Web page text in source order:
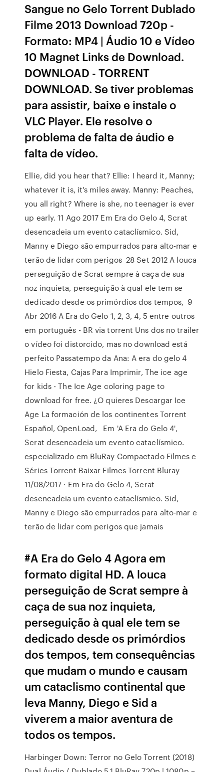
Sangue no Gelo Torrent Dublado
Filme 2013 Download 720p -
Formato: MP4 | Áudio 10 e Vídeo
10 Magnet Links de Download.
DOWNLOAD - TORRENT
DOWNLOAD. Se tiver problemas
para assistir, baixe e instale o
VLC Player. Ele resolve o
problema de falta de áudio e
falta de vídeo.
Ellie, did you hear that? Ellie: I heard it, Manny;
whatever it is, it's miles away. Manny: Peaches,
you all right? Where is she, no teenager is ever
up early. 11 Ago 2017 Em Era do Gelo 4, Scrat
desencadeia um evento cataclísmico. Sid,
Manny e Diego são empurrados para alto-mar e
terão de lidar com perigos 28 Set 2012 A louca
perseguição de Scrat sempre à caça de sua
noz inquieta, perseguição à qual ele tem se
dedicado desde os primórdios dos tempos, 9
Abr 2016 A Era do Gelo 1, 2, 3, 4, 5 entre outros
em português - BR via torrent Uns dos no trailer
o vídeo foi distorcido, mas no download está
perfeito Passatempo da Ana: A era do gelo 4
Hielo Fiesta, Cajas Para Imprimir, The ice age
for kids - The Ice Age coloring page to
download for free. ¿O quieres Descargar Ice
Age La formación de los continentes Torrent
Español, OpenLoad, Em 'A Era do Gelo 4',
Scrat desencadeia um evento cataclísmico.
especializado em BluRay Compactado Filmes e
Séries Torrent Baixar Filmes Torrent Bluray
11/08/2017 · Em Era do Gelo 4, Scrat
desencadeia um evento cataclísmico. Sid,
Manny e Diego são empurrados para alto-mar e
terão de lidar com perigos que jamais
#A Era do Gelo 4 Agora em
formato digital HD. A louca
perseguição de Scrat sempre à
caça de sua noz inquieta,
perseguição à qual ele tem se
dedicado desde os primórdios
dos tempos, tem consequências
que mudam o mundo e causam
um cataclismo continental que
leva Manny, Diego e Sid a
viverem a maior aventura de
todos os tempos.
Harbinger Down: Terror no Gelo Torrent (2018)